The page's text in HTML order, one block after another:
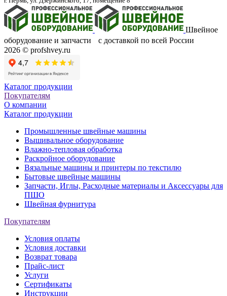
Швейное
оборудование и запчасти с доставкой по всей России
2026 © profshvey.ru
Каталог продукции
Покупателям
О компании
Каталог продукции
Промышленные швейные машины
Вышивальное оборудование
Влажно-тепловая обработка
Раскройное оборудование
Вязальные машины и принтеры по текстилю
Бытовые швейные машины
Запчасти, Иглы, Расходные материалы и Аксессуары для
ПШО
Швейная фурнитура
Покупателям
Условия оплаты
Условия доставки
Возврат товара
Прайс-лист
Услуги
Сертификаты
Инструкции